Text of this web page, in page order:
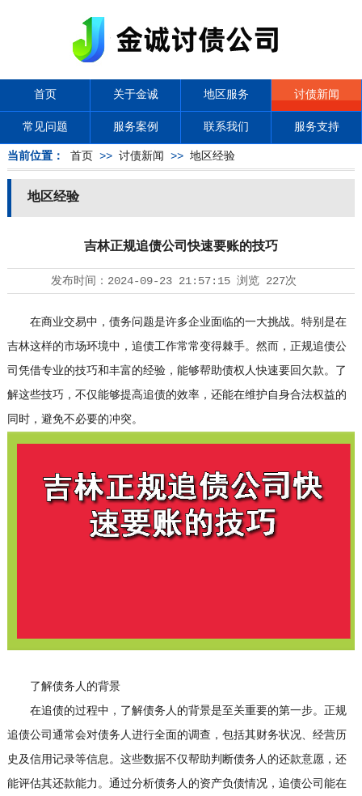
首页 关于金诚 地区服务 讨债新闻
常见问题 服务案例 联系我们 服务支持
当前位置： 首页 >> 讨债新闻 >> 地区经验
地区经验
吉林正规追债公司快速要账的技巧
发布时间： 2024-09-23 21:57:15浏览 227次
在商业交易中，债务问题是许多企业面临的一大挑战。特别是在
吉林这样的市场环境中，追债工作常常变得棘手。然而，正规追债公
司凭借专业的技巧和丰富的经验，能够帮助债权人快速要回欠款。了
解这些技巧，不仅能够提高追债的效率，还能在维护自身合法权益的
同时，避免不必要的冲突。
了解债务人的背景
在追债的过程中，了解债务人的背景是至关重要的第一步。正规
追债公司通常会对债务人进行全面的调查，包括其财务状况、经营历
史及信用记录等信息。这些数据不仅帮助判断债务人的还款意愿，还
能评估其还款能力。通过分析债务人的资产负债情况，追债公司能在